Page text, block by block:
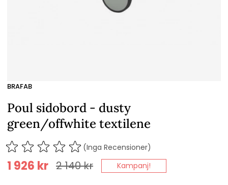
BRAFAB
Poul sidobord - dusty
green/offwhite textilene
(Inga Recensioner)
2 140kr
1 926 kr Kampanj!